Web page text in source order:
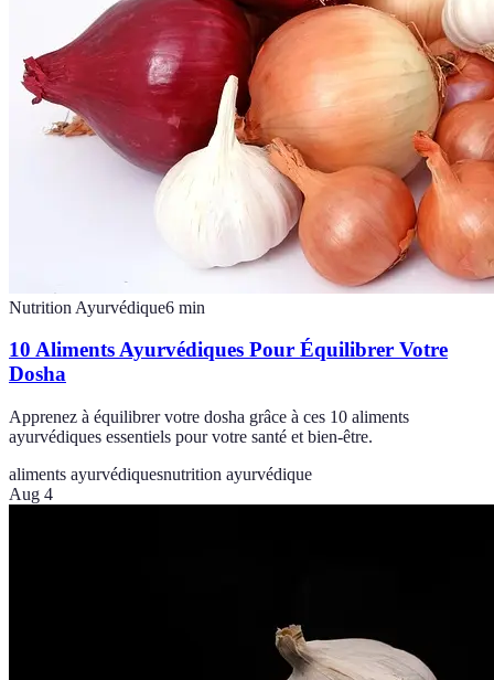
Nutrition Ayurvédique6 min
10 Aliments Ayurvédiques Pour Équilibrer Votre
Dosha
Apprenez à équilibrer votre dosha grâce à ces 10 aliments
ayurvédiques essentiels pour votre santé et bien-être.
aliments ayurvédiquesnutrition ayurvédique
Aug 4